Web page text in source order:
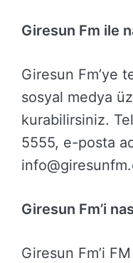
Giresun Fm ile
Giresun Fm’ye
sosyal medya
kurabilirsiniz.
5555, e-posta
Giresun Fm’i
Giresun Fm’i